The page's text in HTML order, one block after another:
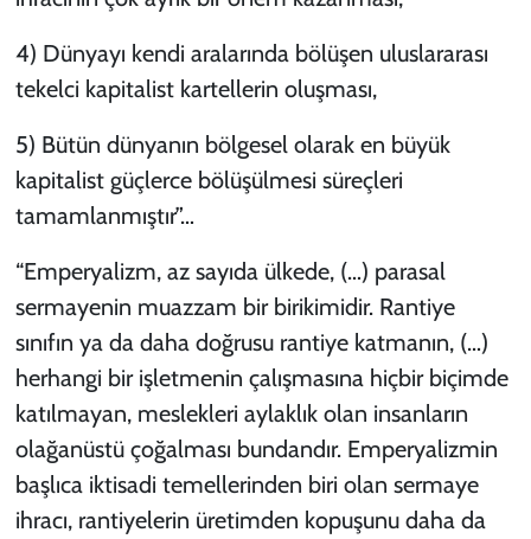
4) Dünyayı kendi aralarında bölüşen uluslararası
tekelci kapitalist kartellerin oluşması,
5) Bütün dünyanın bölgesel olarak en büyük
kapitalist güçlerce bölüşülmesi süreçleri
tamamlanmıştır”…
“Emperyalizm, az sayıda ülkede, (…) parasal
sermayenin muazzam bir birikimidir. Rantiye
sınıfın ya da daha doğrusu rantiye katmanın, (…)
herhangi bir işletmenin çalışmasına hiçbir biçimde
katılmayan, meslekleri aylaklık olan insanların
olağanüstü çoğalması bundandır. Emperyalizmin
başlıca iktisadi temellerinden biri olan sermaye
ihracı, rantiyelerin üretimden kopuşunu daha da